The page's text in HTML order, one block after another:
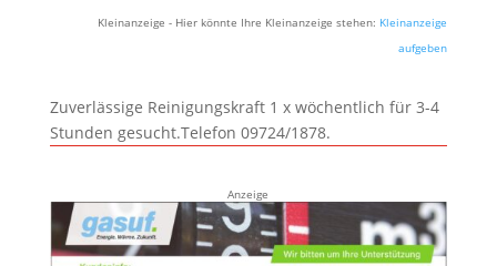
Kleinanzeige - Hier könnte Ihre Kleinanzeige stehen: Kleinanzeige
aufgeben
Zuverlässige Reinigungskraft 1 x wöchentlich für 3-4
Stunden gesucht.Telefon 09724/1878.
Anzeige